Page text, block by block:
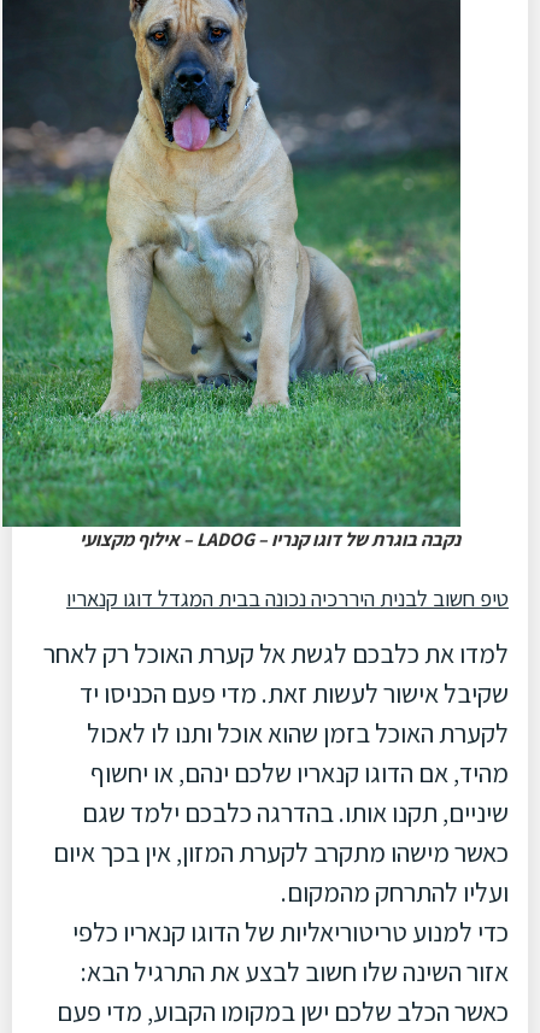
נקבה בוגרת של דוגו קנריו – LADOG – אילוף מקצועי
טיפ חשוב לבנית היררכיה נכונה בבית המגדל דוגו קנאריו
למדו את כלבכם לגשת אל קערת האוכל רק לאחר
שקיבל אישור לעשות זאת. מדי פעם הכניסו יד
לקערת האוכל בזמן שהוא אוכל ותנו לו לאכול
מהיד, אם הדוגו קנאריו שלכם ינהם, או יחשוף
שיניים, תקנו אותו. בהדרגה כלבכם ילמד שגם
כאשר מישהו מתקרב לקערת המזון, אין בכך איום
ועליו להתרחק מהמקום.
כדי למנוע טריטוריאליות של הדוגו קנאריו כלפי
אזור השינה שלו חשוב לבצע את התרגיל הבא:
כאשר הכלב שלכם ישן במקומו הקבוע, מדי פעם